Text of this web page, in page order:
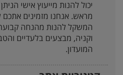
יכול להנות מייעוץ אישי
מראש. אנחנו מזמינים
וקניה, מבצעים בלעדיים
המועדון.